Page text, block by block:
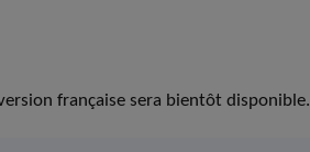
française sera bientôt disponible.